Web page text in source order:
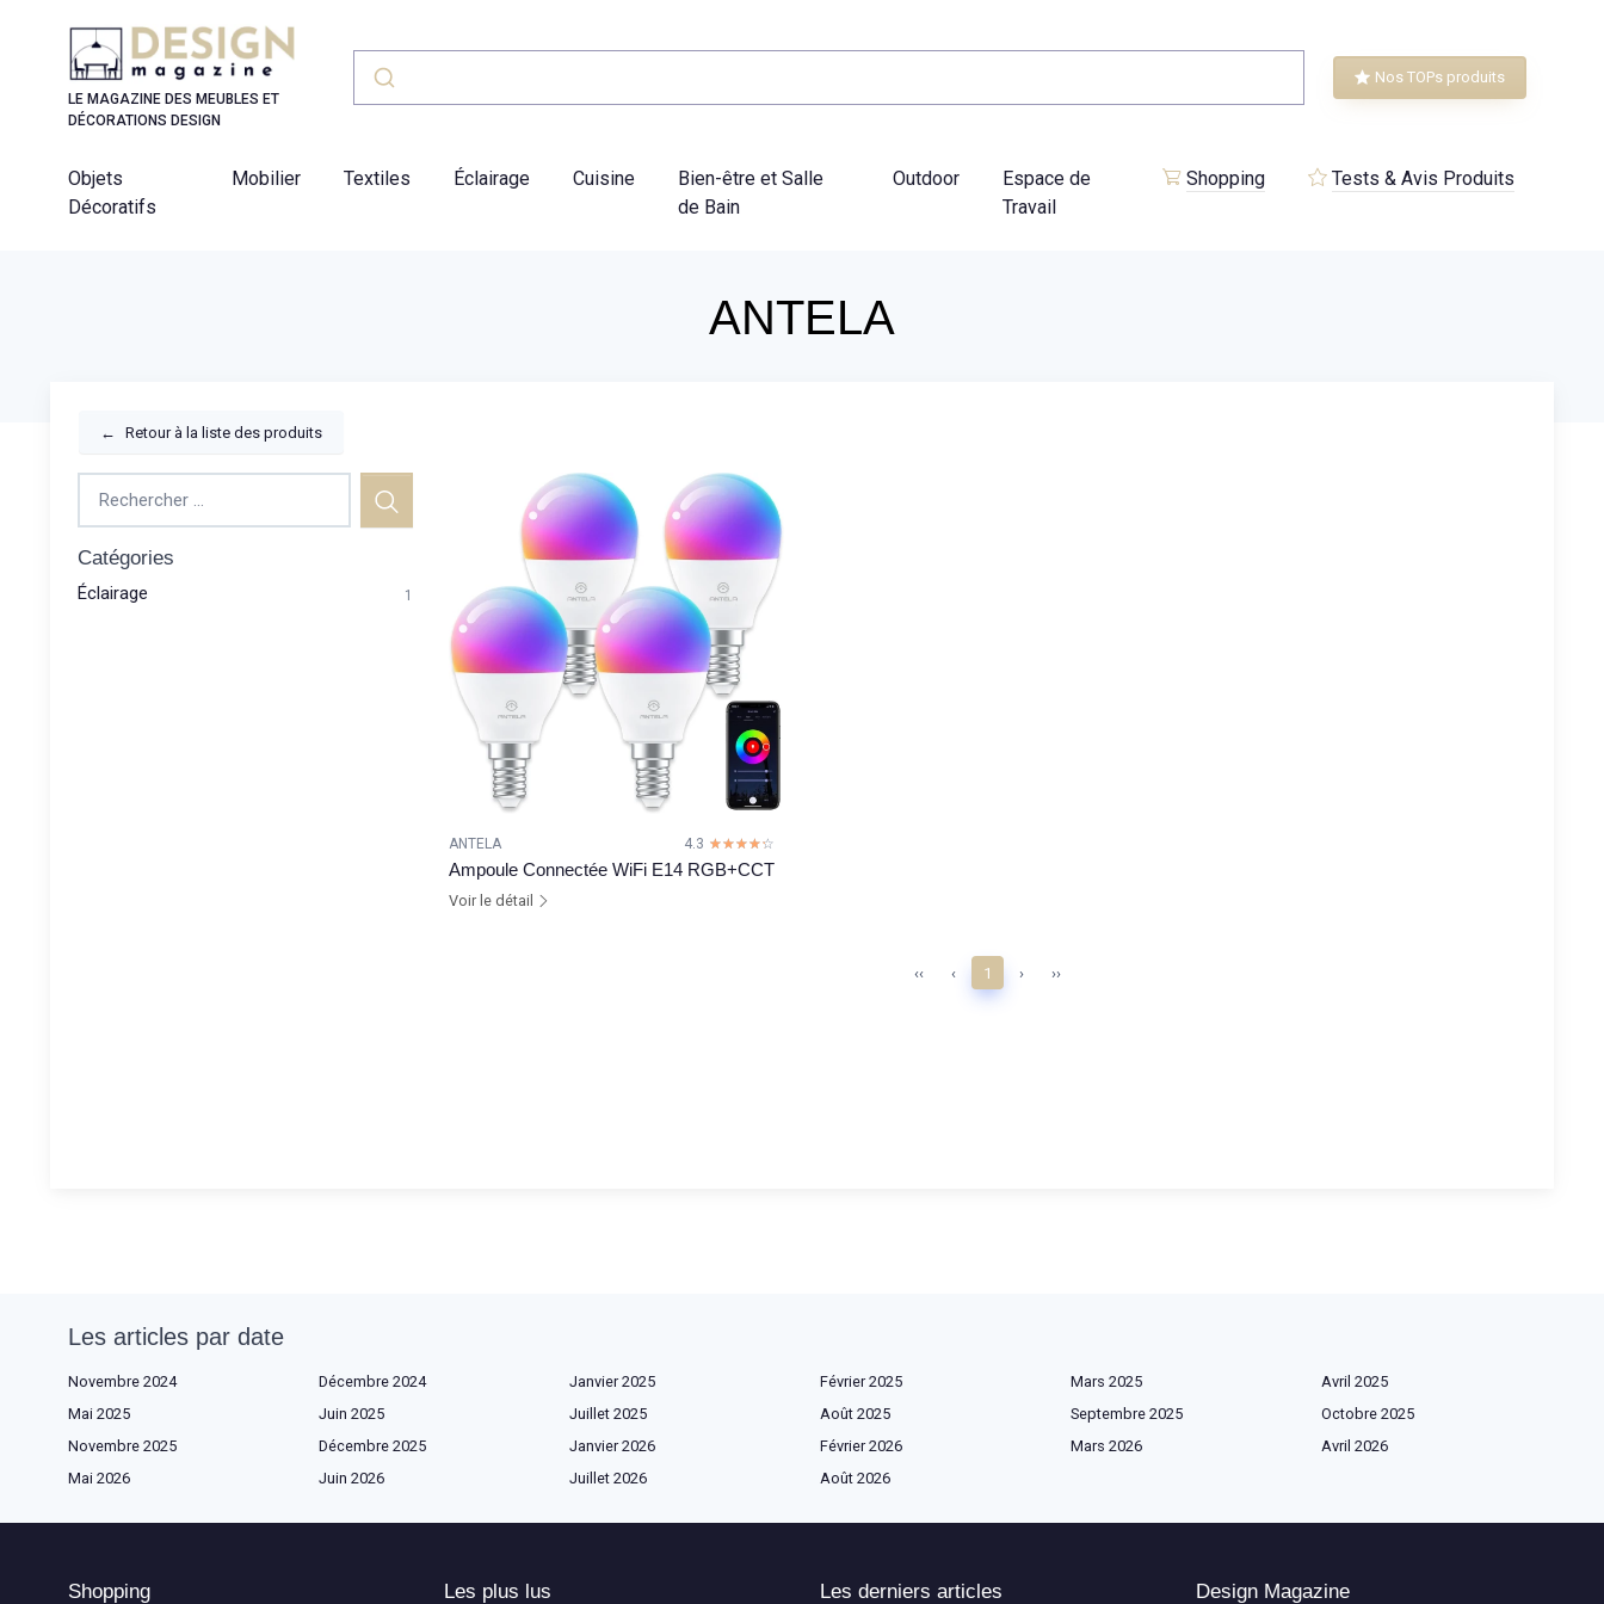
LE MAGAZINE DES MEUBLES ET
DÉCORATIONS DESIGN
Nos TOPs produits
Objets
Décoratifs
Mobilier Textiles Éclairage Cuisine
Bien-être et Salle
de Bain
Outdoor
Espace de
Travail
Shopping Tests & Avis Produits
ANTELA
← Retour à la liste des produits
Catégories
Éclairage 1
ANTELA 4.3 ☆☆☆☆☆
★★★★★
Ampoule Connectée WiFi E14 RGB+CCT
Voir le détail
‹‹ ‹ 1 › ››
Les articles par date
Novembre 2024 Décembre 2024 Janvier 2025 Février 2025 Mars 2025
Avril 2025
Mai 2025
Juin 2025 Juillet 2025 Août 2025 Septembre 2025
Octobre 2025
Novembre 2025
Décembre 2025 Janvier 2026 Février 2026 Mars 2026
Avril 2026
Mai 2026
Juin 2026 Juillet 2026 Août 2026
Shopping Les plus lus Les derniers articles Design Magazine